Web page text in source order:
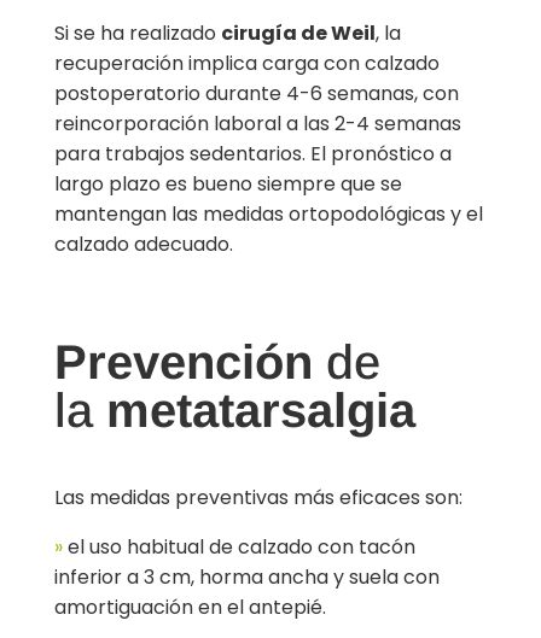
Si se ha realizado cirugía de Weil, la
recuperación implica carga con calzado
postoperatorio durante 4-6 semanas, con
reincorporación laboral a las 2-4 semanas
para trabajos sedentarios. El pronóstico a
largo plazo es bueno siempre que se
mantengan las medidas ortopodológicas y el
calzado adecuado.
Prevención de
la metatarsalgia
Las medidas preventivas más eficaces son:
»el uso habitual de calzado con tacón
inferior a 3 cm, horma ancha y suela con
amortiguación en el antepié.